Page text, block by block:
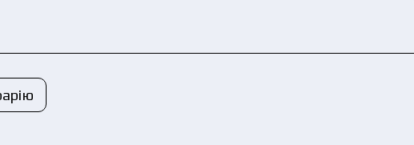
Ви ознайомилися та погоджуєтеся з